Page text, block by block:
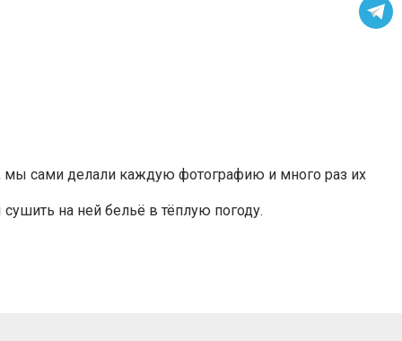
мы сами делали каждую фотографию и много раз их
на ней бельё в тёплую погоду.